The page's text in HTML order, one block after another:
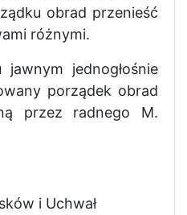
obrad przenieść
różnymi.
jawnym jednogłośnie
porządek obrad
przez radnego M.
i Uchwał